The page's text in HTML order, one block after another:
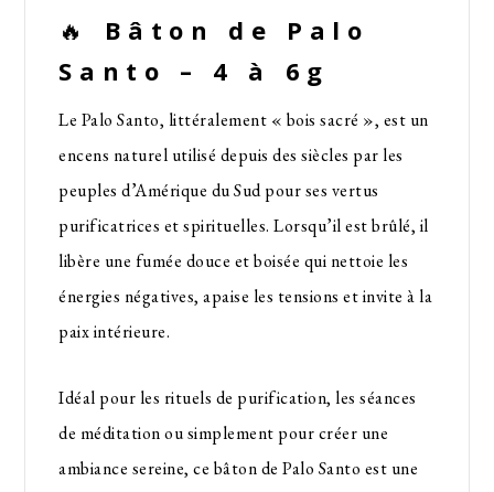
🔥 Bâton de Palo
Santo – 4 à 6g
Le Palo Santo, littéralement « bois sacré », est un
encens naturel utilisé depuis des siècles par les
peuples d’Amérique du Sud pour ses vertus
purificatrices et spirituelles. Lorsqu’il est brûlé, il
libère une fumée douce et boisée qui nettoie les
énergies négatives, apaise les tensions et invite à la
paix intérieure.
Idéal pour les rituels de purification, les séances
de méditation ou simplement pour créer une
ambiance sereine, ce bâton de Palo Santo est une